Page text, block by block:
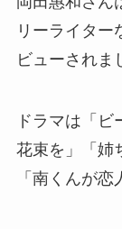
リーライター
ビューされま
ドラマは「
花束を」「姉
「南くんが恋